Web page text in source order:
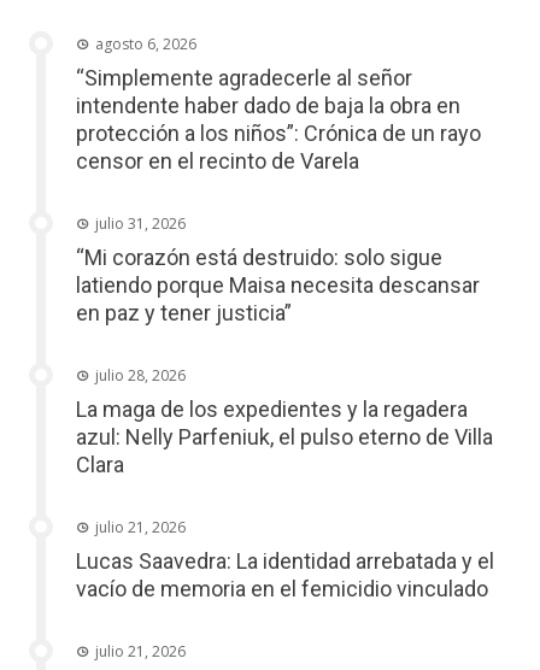
agosto 6, 2026
“Simplemente agradecerle al señor
intendente haber dado de baja la obra en
protección a los niños”: Crónica de un rayo
censor en el recinto de Varela
julio 31, 2026
“Mi corazón está destruido: solo sigue
latiendo porque Maisa necesita descansar
en paz y tener justicia”
julio 28, 2026
La maga de los expedientes y la regadera
azul: Nelly Parfeniuk, el pulso eterno de Villa
Clara
julio 21, 2026
Lucas Saavedra: La identidad arrebatada y el
vacío de memoria en el femicidio vinculado
julio 21, 2026